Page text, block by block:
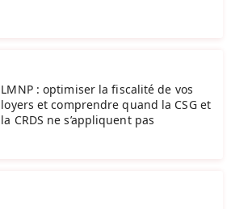
LMNP : optimiser la fiscalité de vos
loyers et comprendre quand la CSG et
la CRDS ne s’appliquent pas